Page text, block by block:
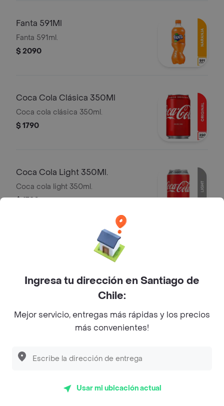
Fanta 591Ml
Fanta 591ml.
$ 2090
Coca Cola Clásica 350Ml
Coca cola clásica 350ml.
$ 1790
Coca Cola Light 350Ml.
Coca cola light 350ml.
$ 1790
Coca Cola Sin Azúcar 350Ml.
Coca cola sin azúcar 350ml.
$ 1790
Sprite 350Ml.
$ 1790
Sprite Zero 350Ml.
Ingresa tu dirección en Santiago de
Chile:
Mejor servicio, entregas más rápidas y los precios
más convenientes!
Usar mi ubicación actual